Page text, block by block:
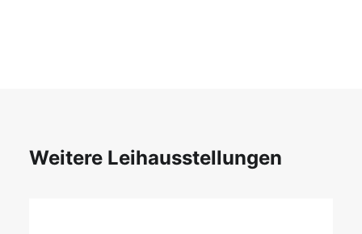
Weitere Leihausstellungen